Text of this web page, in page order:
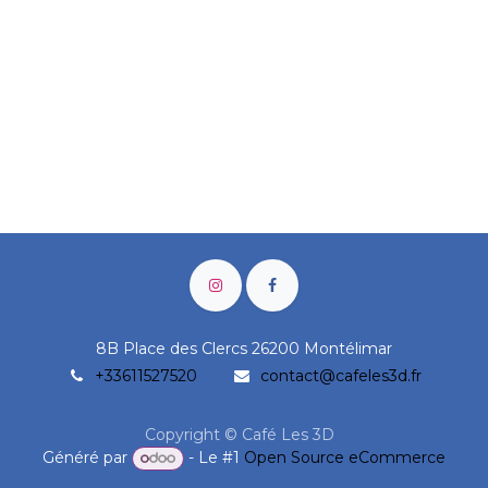
8B Place des Clercs 26200 Montélimar
+33611527520
contact@cafeles3d.fr
Copyright © Café Les 3D
Généré par
- Le #1 Open Source eCommerce